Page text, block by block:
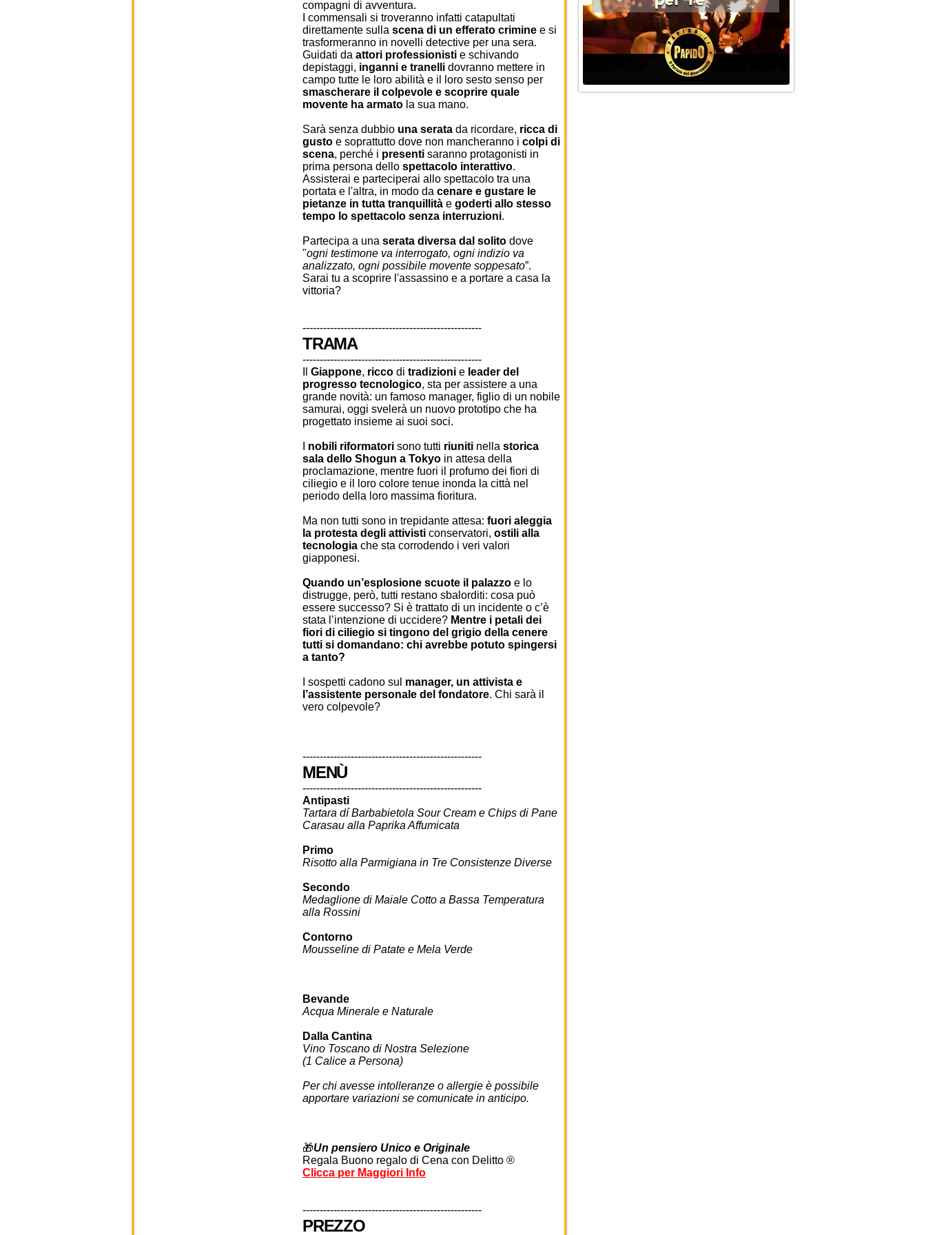
compagni di avventura.
I commensali si troveranno infatti catapultati
direttamente sulla scena di un efferato crimine e si
trasformeranno in novelli detective per una sera.
Guidati da attori professionisti e schivando
depistaggi, inganni e tranelli dovranno mettere in
campo tutte le loro abilità e il loro sesto senso per
smascherare il colpevole e scoprire quale
movente ha armato la sua mano.
Sarà senza dubbio una serata da ricordare, ricca di
gusto e soprattutto dove non mancheranno i colpi di
scena, perché i presenti saranno protagonisti in
prima persona dello spettacolo interattivo.
Assisterai e parteciperai allo spettacolo tra una
portata e l'altra, in modo da cenare e gustare le
pietanze in tutta tranquillità e goderti allo stesso
tempo lo spettacolo senza interruzioni.
Partecipa a una serata diversa dal solito dove
"ogni testimone va interrogato, ogni indizio va
analizzato, ogni possibile movente soppesato”.
Sarai tu a scoprire l'assassino e a portare a casa la
vittoria?
----------------------------------------------------
TRAMA
----------------------------------------------------
Giappone, ricco di tradizioni e leader del
progresso tecnologico, sta per assistere a una
grande novità: un famoso manager, figlio di un nobile
samurai, oggi svelerà un nuovo prototipo che ha
progettato insieme ai suoi soci.
nobili riformatori sono tutti riuniti nella storica
sala dello Shogun a Tokyo in attesa della
proclamazione, mentre fuori il profumo dei fiori di
ciliegio e il loro colore tenue inonda la città nel
periodo della loro massima fioritura.
Ma non tutti sono in trepidante attesa: fuori aleggia
la protesta degli attivisti conservatori, ostili alla
tecnologia che sta corrodendo i veri valori
giapponesi.
Quando un’esplosione scuote il palazzo e lo
distrugge, però, tutti restano sbalorditi: cosa può
essere successo? Si è trattato di un incidente o c’è
stata l’intenzione di uccidere? Mentre i petali dei
fiori di ciliegio si tingono del grigio della cenere
tutti si domandano: chi avrebbe potuto spingersi
a tanto?
I sospetti cadono sul manager, un attivista e
l’assistente personale del fondatore. Chi sarà il
vero colpevole?
----------------------------------------------------
MENÙ
----------------------------------------------------
Antipasti
Tartara dí Barbabietola Sour Cream e Chips di Pane
Carasau alla Paprika Affumicata
Primo
Risotto alla Parmigiana in Tre Consistenze Diverse
Secondo
Medaglione di Maiale Cotto a Bassa Temperatura
alla Rossini
Contorno
Mousseline di Patate e Mela Verde
Bevande
Acqua Minerale e Naturale
Dalla Cantina
Vino Toscano di Nostra Selezione
(1 Calice a Persona)
Per chi avesse intolleranze o allergie è possibile
apportare variazioni se comunicate in anticipo.
🎁Un pensiero Unico e Originale
Regala Buono regalo di Cena con Delitto ®
Clicca per Maggiori Info
----------------------------------------------------
PREZZO